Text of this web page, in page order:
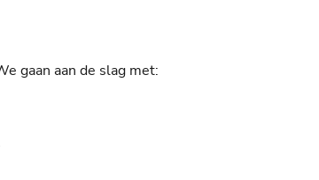
gaan aan de slag met: